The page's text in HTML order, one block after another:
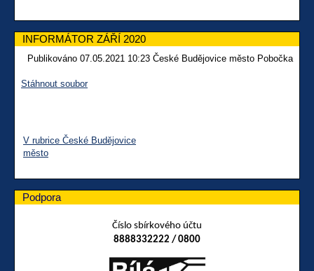
INFORMÁTOR ZÁŘÍ 2020
Publikováno 07.05.2021 10:23 České Budějovice město Pobočka
Stáhnout soubor
V rubrice České Budějovice
město
Podpora
Číslo sbírkového účtu
8888332222 / 0800